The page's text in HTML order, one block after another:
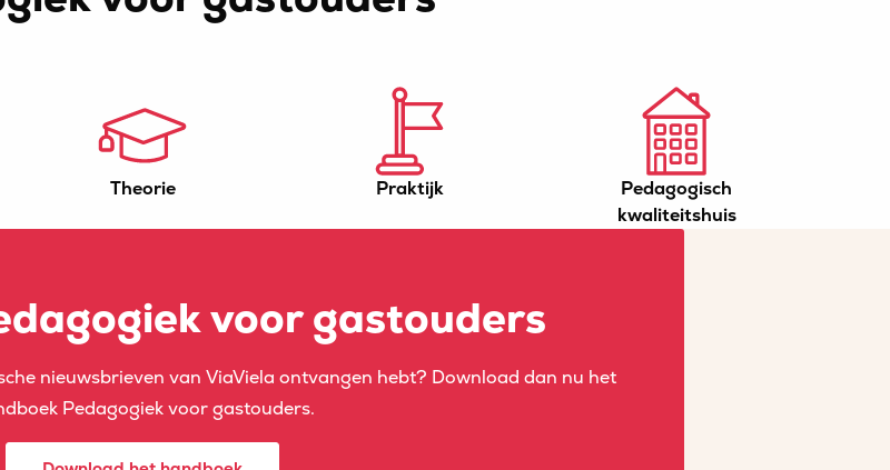
Theorie Praktijk
Pedagogisch
kwaliteitshuis
voor gastouders
nieuwsbrieven van ViaViela ontvangen hebt? Download dan nu het
Pedagogiek voor gastouders.